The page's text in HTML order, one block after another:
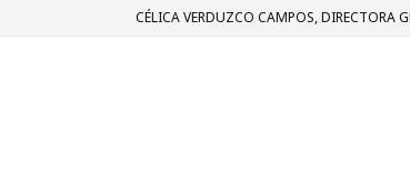
CÉLICA VERDUZCO CAMPOS, DIRECTORA